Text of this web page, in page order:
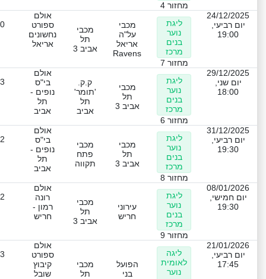
מחזור 4
24/12/2025
יום רביעי,
19:00
ליגת
נוער
בנים
מרכז
מחזור 7
מכבי
על"ה
אריאל
Ravens
מכבי
תל
אביב 3
אולם
ספורט
נחשונים
אריאל
29/12/2025
יום שני,
18:00
ליגת
נוער
בנים
מרכז
מחזור 6
מכבי
תל
אביב 3
ק.ק.
'תומר'
תל
אביב
אולם
בי"ס
נופים -
תל
אביב
31/12/2025
יום רביעי,
19:30
ליגת
נוער
בנים
מרכז
מחזור 8
מכבי
תל
אביב 3
מכבי
פתח
תקווה
אולם
בי"ס
נופים -
תל
אביב
08/01/2026
יום חמישי,
19:30
ליגת
נוער
בנים
מרכז
מחזור 9
עירוני
חריש
מכבי
תל
אביב 3
אולם
רונה
רמון -
חריש
21/01/2026
יום רביעי,
17:45
ליגה
לאומית
נוער
הפועל
בני
מכבי
תל
אולם
ספורט
קיבוץ
שובל